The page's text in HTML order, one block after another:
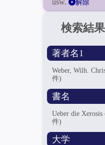
usw.
解除
検索結
著者名1
Weber, Wilh.
件)
書名
Ueber die
件)
大学